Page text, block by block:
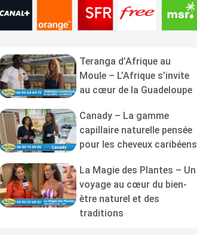
Teranga d’Afrique au
Moule – L’Afrique s’invite
au cœur de la Guadeloupe
Canady – La gamme
capillaire naturelle pensée
pour les cheveux caribéens
La Magie des Plantes – Un
voyage au cœur du bien-
être naturel et des
traditions